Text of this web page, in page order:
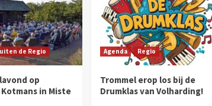
de Regio
op
in Miste
Agenda Regio
Trommel erop los bij de
Drumklas van Volharding!